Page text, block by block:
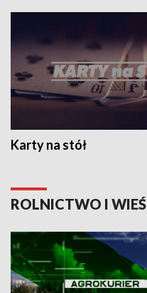
Karty na stół
ROLNICTWO I WIEŚ